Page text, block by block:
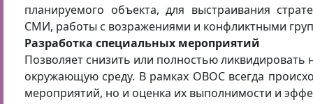
планируемого объекта, для выстраивания
СМИ, работы с возражениями и конфликтными
Разработка специальных мероприятий
Позволяет снизить или полностью ликвидировать
окружающую среду. В рамках ОВОС всегда
мероприятий, но и оценка их выполнимости и